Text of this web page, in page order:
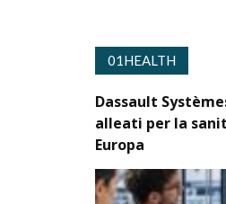
01HEALTH
Dassault
alleati per la
Europa